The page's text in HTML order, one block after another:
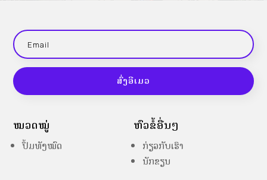
ສົ່ງອີເມວ
ໝວດໝູ່
ປຶ້ມທັງໝົດ
ຫົວຂໍ້ອື່ນໆ
ກ່ຽວກັບເຮົາ
ນັກຂຽນ